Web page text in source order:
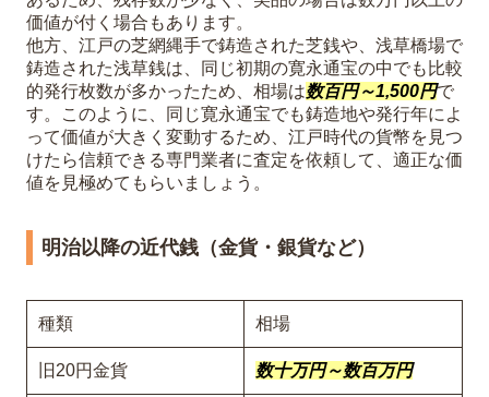
価値が付く場合もあります。
他方、江戸の芝網縄手で鋳造された芝銭や、浅草橋場で
鋳造された浅草銭は、同じ初期の寛永通宝の中でも比較
的発行枚数が多かったため、相場は数百円～1,500円で
す。このように、同じ寛永通宝でも鋳造地や発行年によ
って価値が大きく変動するため、江戸時代の貨幣を見つ
けたら信頼できる専門業者に査定を依頼して、適正な価
値を見極めてもらいましょう。
明治以降の近代銭（金貨・銀貨など）
種類 相場
旧20円金貨 数十万円～数百万円